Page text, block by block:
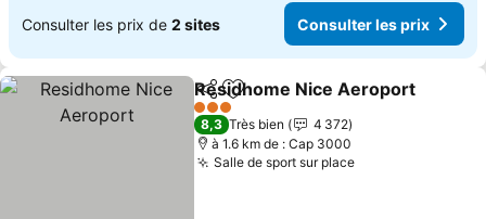
Consulter les prix de 2 sites Consulter les prix
PartagerAjouter à mes favoris
Residhome Nice Aeroport
3 Étoiles
8,3 Très bien
4 372
à 1.6 km de : Cap 3000
Salle de sport sur placeConsulter les